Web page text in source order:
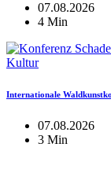
07.08.2026
4 Min
Kultur
Internationale
07.08.2026
3 Min